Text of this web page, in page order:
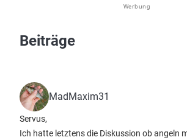
Werbung
Beiträge
MadMaxim31
Servus,
Ich hatte letztens die Diskussion ob angeln